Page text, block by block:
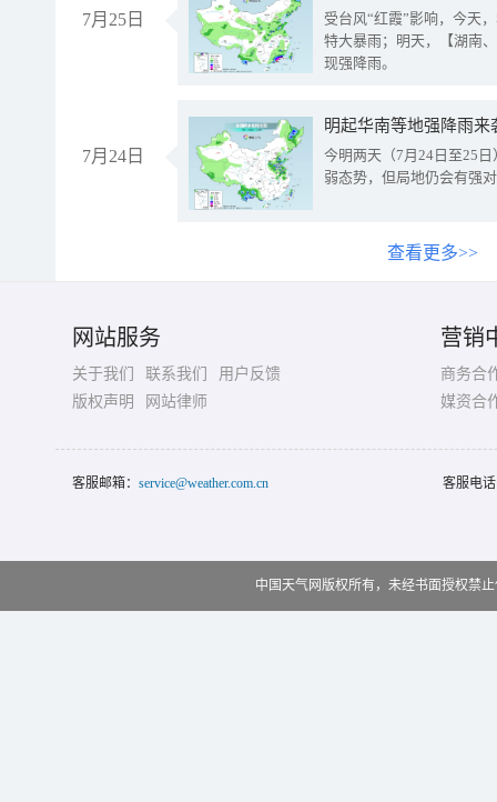
7月25日
受台风“红霞”影响，今天
特大暴雨；明天，【湖南
现强降雨。
7月24日
明起华南等地强降雨
今明两天（7月24日至25
弱态势，但局地仍会有强
查看更多>>
网站服务
关于我们 联系我们
用户反馈
版权声明
网站律师
营销
商务合
媒资合
客服邮箱： service@weather.com.cn 客服电
中国天气网版权所有，未经书面授权